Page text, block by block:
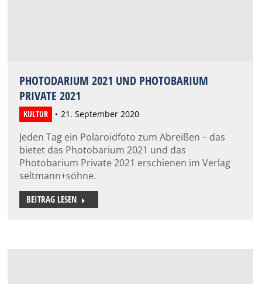
PHOTODARIUM 2021 UND PHOTOBARIUM
PRIVATE 2021
KULTUR 21. September 2020
Jeden Tag ein Polaroidfoto zum Abreißen – das
bietet das Photobarium 2021 und das
Photobarium Private 2021 erschienen im Verlag
seltmann+söhne.
BEITRAG LESEN